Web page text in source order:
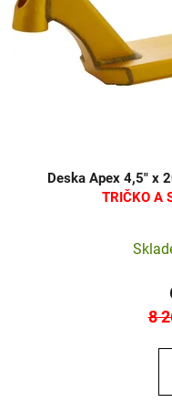
Deska Apex 4,5" x
TRIČKO A
8